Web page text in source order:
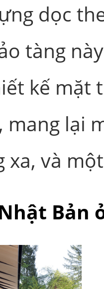
dọc
tàng
kế mặt
mang lại
và
Bản